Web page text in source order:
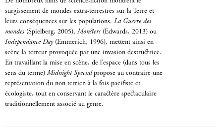
surgissement de mondes extra-terrestres sur la Terre et
leurs conséquences sur les populations. La Guerre des
mondes (Spielberg, 2005), Monsters (Edwards, 2013) ou
Independance Day(Emmerich, 1996), mettent ainsi en
scène la terreur provoquée par une invasion destructrice.
En travaillant la mise en scène, de l’espace (dans tous les
sens du terme) Midnight Specialpropose au contraire une
représentation du non-terrien à la fois pacifiste et
écologiste, tout en conservant le caractère spectaculaire
traditionnellement associé au genre.